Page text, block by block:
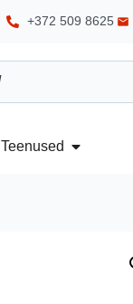
+372 509 8625
Teenused